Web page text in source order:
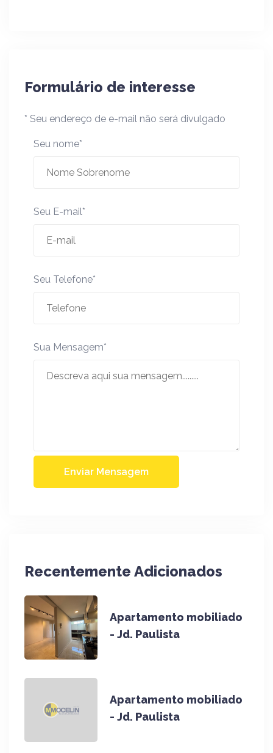
Formulário de interesse
* Seu endereço de e-mail não será divulgado
Seu nome*
Seu E-mail*
Seu Telefone*
Sua Mensagem*
Enviar Mensagem
Recentemente Adicionados
Apartamento mobiliado
- Jd. Paulista
Apartamento mobiliado
- Jd. Paulista